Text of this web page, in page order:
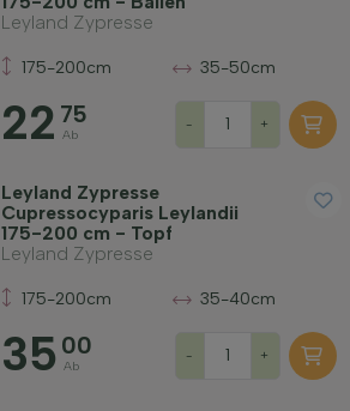
Leyland Zypresse
175-200cm 35-50cm
22 75
Ab
- +
Leyland Zypresse
Cupressocyparis Leylandii
175-200 cm - Topf
Leyland Zypresse
175-200cm 35-40cm
35 00
Ab
- +